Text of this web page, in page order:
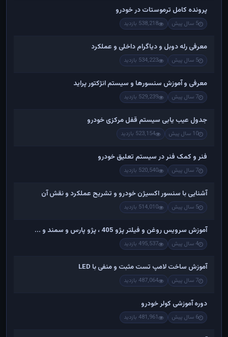
پرونده کامل ترموستات در خودرو
5 سال پیش 538,218 بازدید
معرفی رله دوبل و دیاگرام داخلی و عملکرد
5 سال پیش 534,223 بازدید
معرفی و آموزش سنسورها و سیستم انژکتور پراید
7 سال پیش 529,239 بازدید
جدول عیب یابی سیستم قفل مرکزی خودرو
10 سال پیش 523,154 بازدید
فنر و کمک فنر در سیستم تعلیق خودرو
7 سال پیش 520,540 بازدید
آشنایی با سنسور اکسیژن خودرو و تشریح عملکرد و نقش آن
5 سال پیش 514,010 بازدید
آموزش سرویس روغن و فیلتر پژو 405 ، پژو پارس و سمند و ...
4 سال پیش 495,537 بازدید
آموزش ساخت لامپ تست مثبت و منفی با LED
7 سال پیش 487,064 بازدید
دوره آموزشی کولر خودرو
6 سال پیش 481,961 بازدید